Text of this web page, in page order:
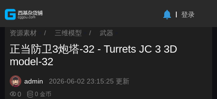
登录
资源素材 / 三维模型 / 武器
正当防卫3炮塔-32 - Turrets JC 3 3D
model-32
admin
2026-06-02 23:15:25 更新
0
0 金币